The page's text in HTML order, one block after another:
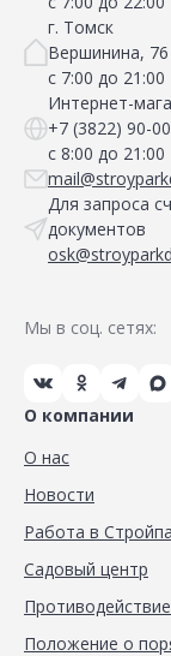
г. Томск
Вершинина, 76
с 7:00 до 21:00
Интернет-
+7 (3822) 90-
с 8:00 до 21:00
Для запроса
документов
Мы в соц. сетях:
О компании
О нас
Новости
Работа в
Садовый центр
Положение о